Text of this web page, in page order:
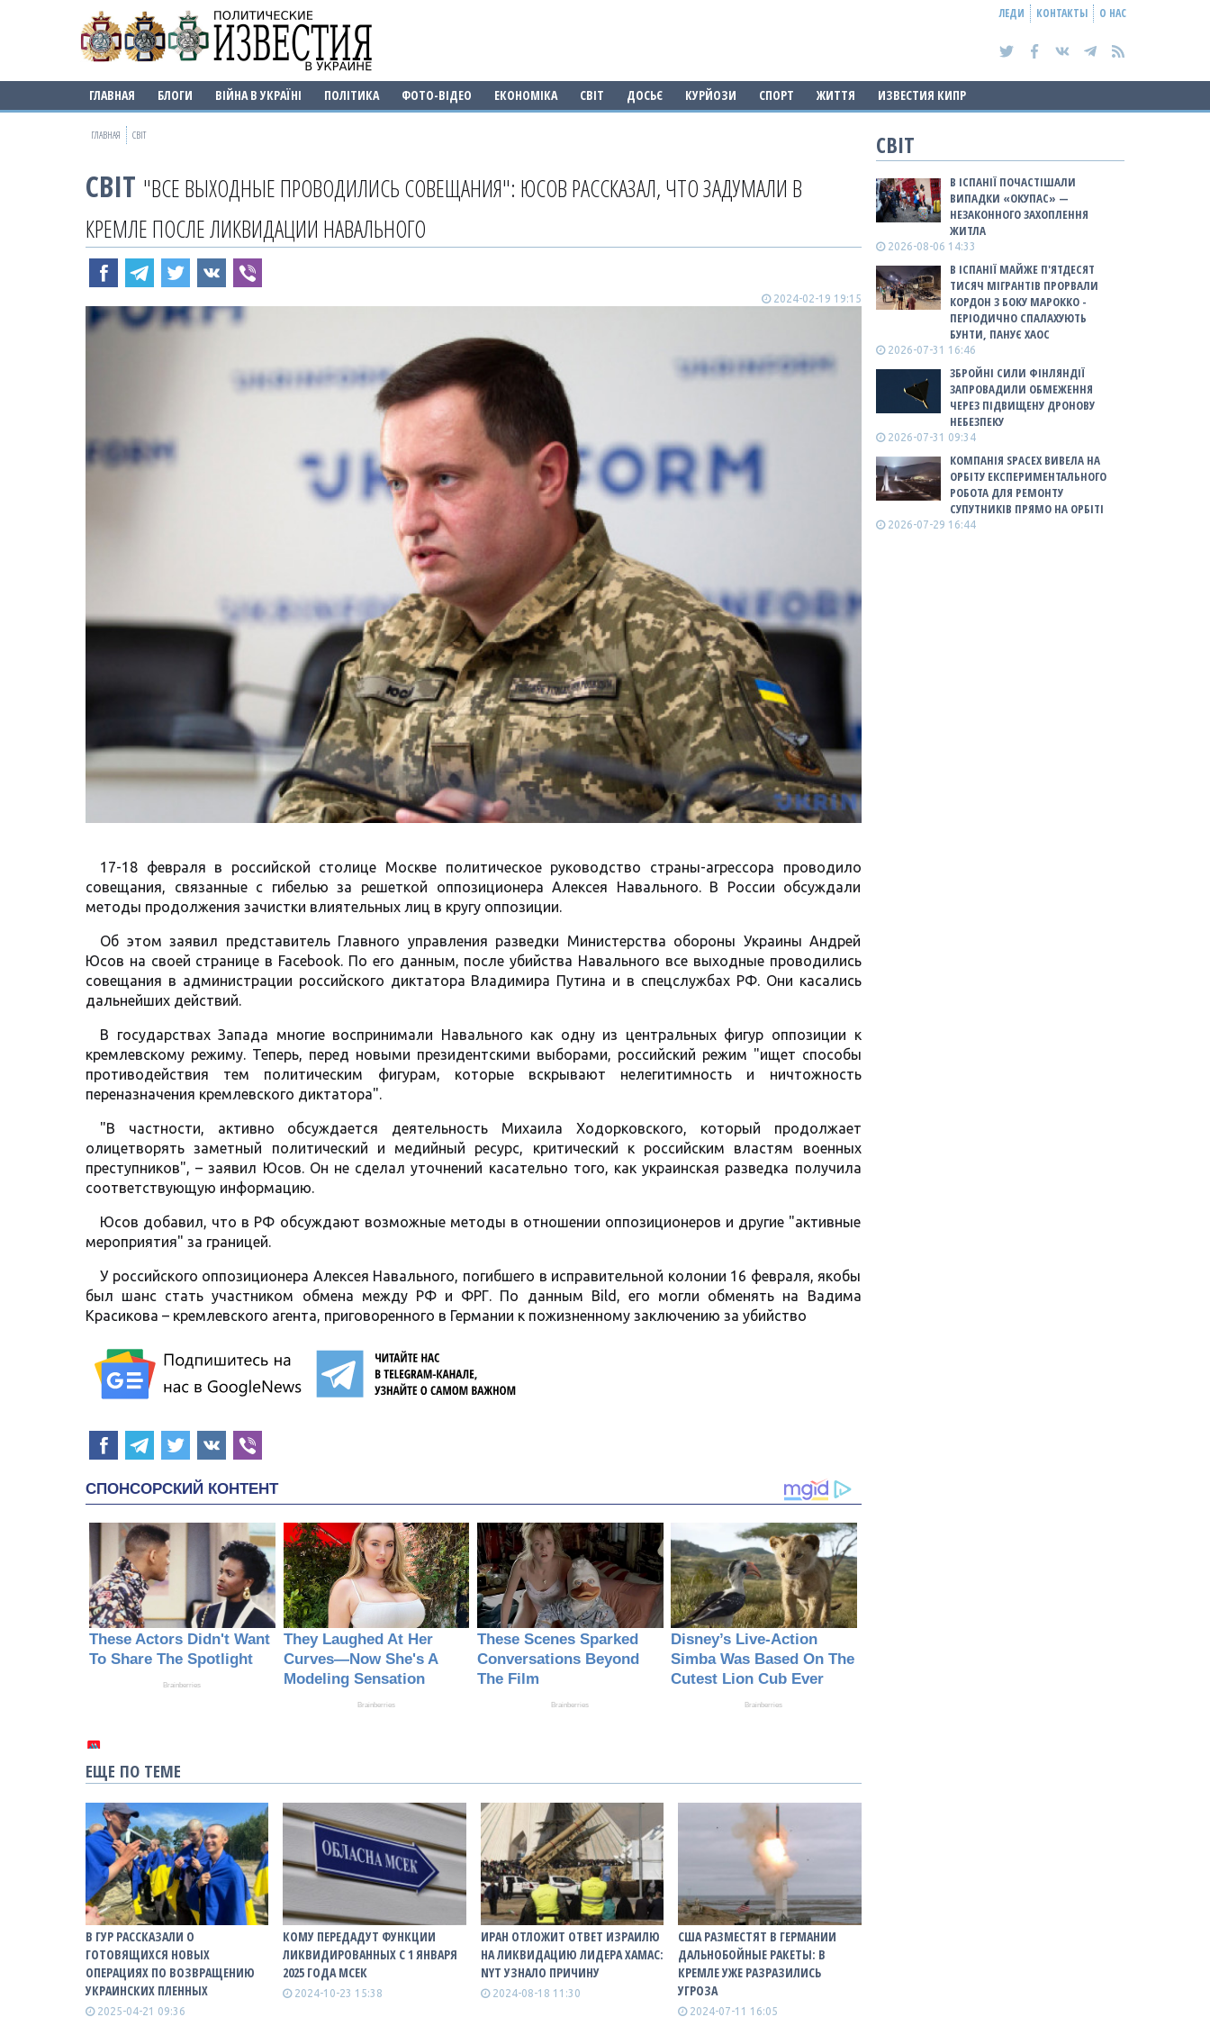
ЛЕДИ КОНТАКТЫ О НАС
ГЛАВНАЯ БЛОГИ ВІЙНА В УКРАЇНІ ПОЛІТИКА ФОТО-ВІДЕО ЕКОНОМІКА СВІТ ДОСЬЄ КУРЙОЗИ СПОРТ ЖИТТЯ ИЗВЕСТИЯ КИПР
ГЛАВНАЯ СВІТ
СВІТ "ВСЕ ВЫХОДНЫЕ ПРОВОДИЛИСЬ СОВЕЩАНИЯ": ЮСОВ РАССКАЗАЛ, ЧТО ЗАДУМАЛИ В
КРЕМЛЕ ПОСЛЕ ЛИКВИДАЦИИ НАВАЛЬНОГО
2024-02-19 19:15
17-18 февраля в российской столице Москве политическое руководство страны-агрессора проводило
совещания, связанные с гибелью за решеткой оппозиционера Алексея Навального. В России обсуждали
методы продолжения зачистки влиятельных лиц в кругу оппозиции.
Об этом заявил представитель Главного управления разведки Министерства обороны Украины Андрей
Юсов на своей странице в Facebook. По его данным, после убийства Навального все выходные проводились
совещания в администрации российского диктатора Владимира Путина и в спецслужбах РФ. Они касались
дальнейших действий.
В государствах Запада многие воспринимали Навального как одну из центральных фигур оппозиции к
кремлевскому режиму. Теперь, перед новыми президентскими выборами, российский режим "ищет способы
противодействия тем политическим фигурам, которые вскрывают нелегитимность и ничтожность
переназначения кремлевского диктатора".
"В частности, активно обсуждается деятельность Михаила Ходорковского, который продолжает
олицетворять заметный политический и медийный ресурс, критический к российским властям военных
преступников", – заявил Юсов. Он не сделал уточнений касательно того, как украинская разведка получила
соответствующую информацию.
Юсов добавил, что в РФ обсуждают возможные методы в отношении оппозиционеров и другие "активные
мероприятия" за границей.
У российского оппозиционера Алексея Навального, погибшего в исправительной колонии 16 февраля, якобы
был шанс стать участником обмена между РФ и ФРГ. По данным Bild, его могли обменять на Вадима
Красикова – кремлевского агента, приговоренного в Германии к пожизненному заключению за убийство
ЕЩЕ ПО ТЕМЕ
В ГУР РАССКАЗАЛИ О
ГОТОВЯЩИХСЯ НОВЫХ
ОПЕРАЦИЯХ ПО ВОЗВРАЩЕНИЮ
УКРАИНСКИХ ПЛЕННЫХ
2025-04-21 09:36
КОМУ ПЕРЕДАДУТ ФУНКЦИИ
ЛИКВИДИРОВАННЫХ С 1 ЯНВАРЯ
2025 ГОДА МСЕК
2024-10-23 15:38
ИРАН ОТЛОЖИТ ОТВЕТ ИЗРАИЛЮ
НА ЛИКВИДАЦИЮ ЛИДЕРА ХАМАС:
NYT УЗНАЛО ПРИЧИНУ
2024-08-18 11:30
США РАЗМЕСТЯТ В ГЕРМАНИИ
ДАЛЬНОБОЙНЫЕ РАКЕТЫ: В
КРЕМЛЕ УЖЕ РАЗРАЗИЛИСЬ
УГРОЗА
2024-07-11 16:05
СВІТ
В ІСПАНІЇ ПОЧАСТІШАЛИ
ВИПАДКИ «ОКУПАС» —
НЕЗАКОННОГО ЗАХОПЛЕННЯ
ЖИТЛА
2026-08-06 14:33
В ІСПАНІЇ МАЙЖЕ П'ЯТДЕСЯТ
ТИСЯЧ МІГРАНТІВ ПРОРВАЛИ
КОРДОН З БОКУ МАРОККО -
ПЕРІОДИЧНО СПАЛАХУЮТЬ
БУНТИ, ПАНУЄ ХАОС
2026-07-31 16:46
ЗБРОЙНІ СИЛИ ФІНЛЯНДІЇ
ЗАПРОВАДИЛИ ОБМЕЖЕННЯ
ЧЕРЕЗ ПІДВИЩЕНУ ДРОНОВУ
НЕБЕЗПЕКУ
2026-07-31 09:34
КОМПАНІЯ SPACEX ВИВЕЛА НА
ОРБІТУ ЕКСПЕРИМЕНТАЛЬНОГО
РОБОТА ДЛЯ РЕМОНТУ
СУПУТНИКІВ ПРЯМО НА ОРБІТІ
2026-07-29 16:44